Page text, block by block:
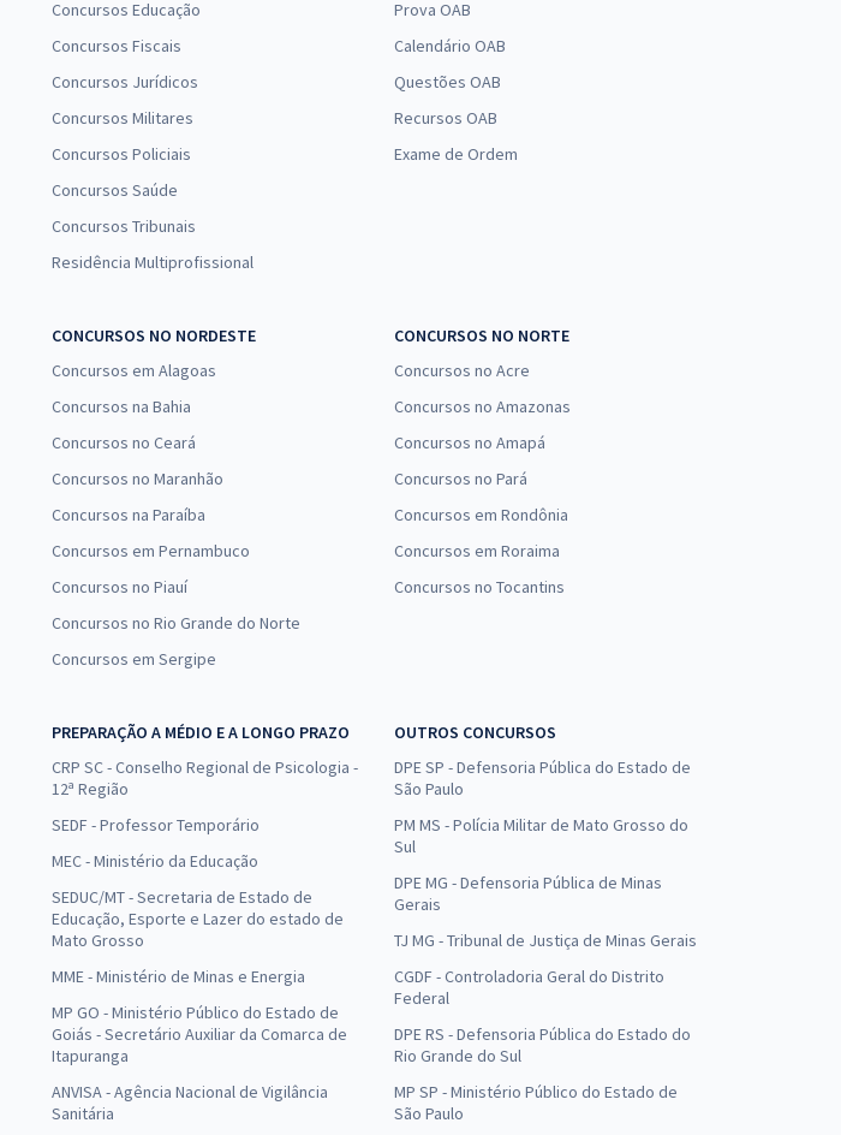
Concursos Educação
Concursos Fiscais
Concursos Jurídicos
Concursos Militares
Concursos Policiais
Concursos Saúde
Concursos Tribunais
Residência Multiprofissional
Prova OAB
Calendário OAB
Questões OAB
Recursos OAB
Exame de Ordem
CONCURSOS NO NORDESTE
Concursos em Alagoas
Concursos na Bahia
Concursos no Ceará
Concursos no Maranhão
Concursos na Paraíba
Concursos em Pernambuco
Concursos no Piauí
Concursos no Rio Grande do Norte
Concursos em Sergipe
CONCURSOS NO NORTE
Concursos no Acre
Concursos no Amazonas
Concursos no Amapá
Concursos no Pará
Concursos em Rondônia
Concursos em Roraima
Concursos no Tocantins
PREPARAÇÃO A MÉDIO E A LONGO PRAZO
CRP SC - Conselho Regional de Psicologia -
12ª Região
SEDF - Professor Temporário
MEC - Ministério da Educação
SEDUC/MT - Secretaria de Estado de
Educação, Esporte e Lazer do estado de
Mato Grosso
MME - Ministério de Minas e Energia
MP GO - Ministério Público do Estado de
Goiás - Secretário Auxiliar da Comarca de
Itapuranga
ANVISA - Agência Nacional de Vigilância
Sanitária
OUTROS CONCURSOS
DPE SP - Defensoria Pública do Estado de
São Paulo
PM MS - Polícia Militar de Mato Grosso do
Sul
DPE MG - Defensoria Pública de Minas
Gerais
TJ MG - Tribunal de Justiça de Minas Gerais
CGDF - Controladoria Geral do Distrito
Federal
DPE RS - Defensoria Pública do Estado do
Rio Grande do Sul
MP SP - Ministério Público do Estado de
São Paulo